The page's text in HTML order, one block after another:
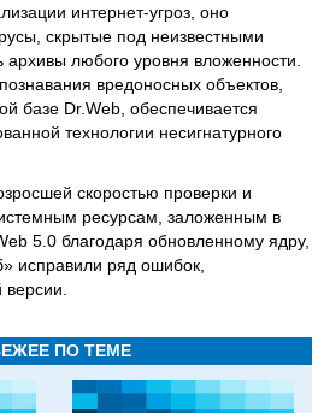
интернет-угроз, оно
скрытые под неизвестными
любого уровня вложенности.
вредоносных объектов,
базе Dr.Web, обеспечивается
технологии несигнатурного
скоростью проверки и
ресурсам, заложенным в
5.0 благодаря обновленному ядру,
исправили ряд ошибок,
ПО ТЕМЕ